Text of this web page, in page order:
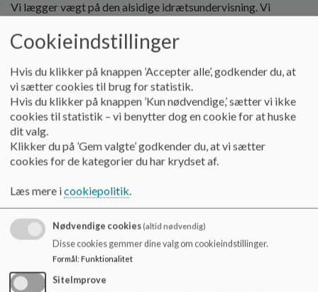
Vi lægger vægt på den alsidige idrætsundervisning. Vi
sport”, hvor man prøver hinandens idrætsgrene såsom
ishockey, badminton, fodbold mv.
I disse timer er der høj intensitet, da alle er motiverede og
dygtige til deres sport.
Cookieindstillinger
Hvis du klikker på knappen ’Accepter alle’, godkender du, at
vi sætter cookies til brug for statistik.
Hvis du klikker på knappen ’Kun nødvendige,’ sætter vi ikke
cookies til statistik – vi benytter dog en cookie for at huske
dit valg.
Klikker du på ’Gem valgte’ godkender du, at vi sætter
cookies for de kategorier du har krydset af.
Læs mere icookiepolitik.
Nødvendige cookies(altid nødvendig)
Disse cookies gemmer dine valg om cookieindstillinger.
Formål: Funktionalitet
SiteImprove